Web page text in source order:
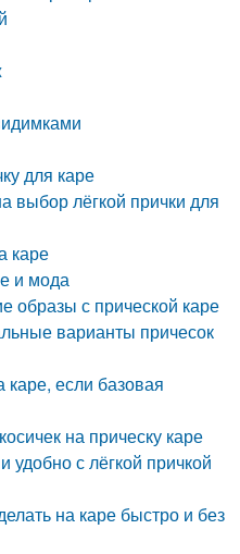
для каре
выбор лёгкой прички для
каре
и мода
образы с прической каре
варианты причесок
если базовая
на прическу каре
удобно с лёгкой причкой
на каре быстро и без